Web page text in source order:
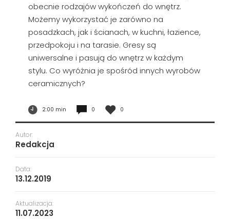
obecnie rodzajów wykończeń do wnętrz.
Możemy wykorzystać je zarówno na
posadzkach, jak i ścianach, w kuchni, łazience,
przedpokoju i na tarasie. Gresy są
uniwersalne i pasują do wnętrz w każdym
stylu. Co wyróżnia je spośród innych wyrobów
ceramicznych?
2:00 min 0 0
Autor:
Redakcja
Data:
13.12.2019
Aktualizacja:
11.07.2023